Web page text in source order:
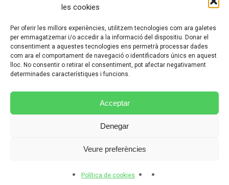
les cookies
Per oferir les millors experiències, utilitzem tecnologies com ara galetes
per emmagatzemar i/o accedir a la informació del dispositiu. Donar el
consentiment a aquestes tecnologies ens permetrà processar dades
com ara el comportament de navegació o identificadors únics en aquest
lloc. No consentir o retirar el consentiment, pot afectar negativament
determinades característiques i funcions.
Acceptar
Denegar
Veure preferències
Política de cookies
QUI SOC?
CONTACTE
AVÍS LEGAL I PROTECCIÓ DE DADES
POLÍTICA DE COOKIES (UE)
CONDICIONS PARTICULARS D’ÚS I CONTRACTACIÓ
POLÍTICA DE PRIVACITAT
ILLUSTRIOUS